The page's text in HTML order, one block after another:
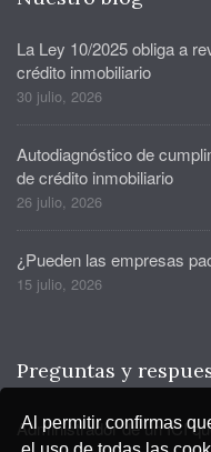
Al permitir confirmas
La Ley 10/2025 obliga a
crédito inmobiliario
30 julio, 2026
Autodiagnóstico de
de crédito inmobiliario
26 julio, 2026
¿Pueden las empresas
15 julio, 2026
Preguntas y
Administrador de un ICI